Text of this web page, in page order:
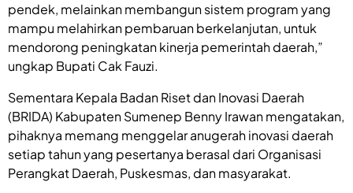
pendek, melainkan membangun sistem program yang
mampu melahirkan pembaruan berkelanjutan, untuk
mendorong peningkatan kinerja pemerintah daerah,”
ungkap Bupati Cak Fauzi.
Sementara Kepala Badan Riset dan Inovasi Daerah
(BRIDA) Kabupaten Sumenep Benny Irawan mengatakan,
pihaknya memang menggelar anugerah inovasi daerah
setiap tahun yang pesertanya berasal dari Organisasi
Perangkat Daerah, Puskesmas, dan masyarakat.